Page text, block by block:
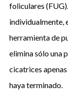
foliculares
individualmente,
herramienta de
elimina sólo una
cicatrices
haya terminado.